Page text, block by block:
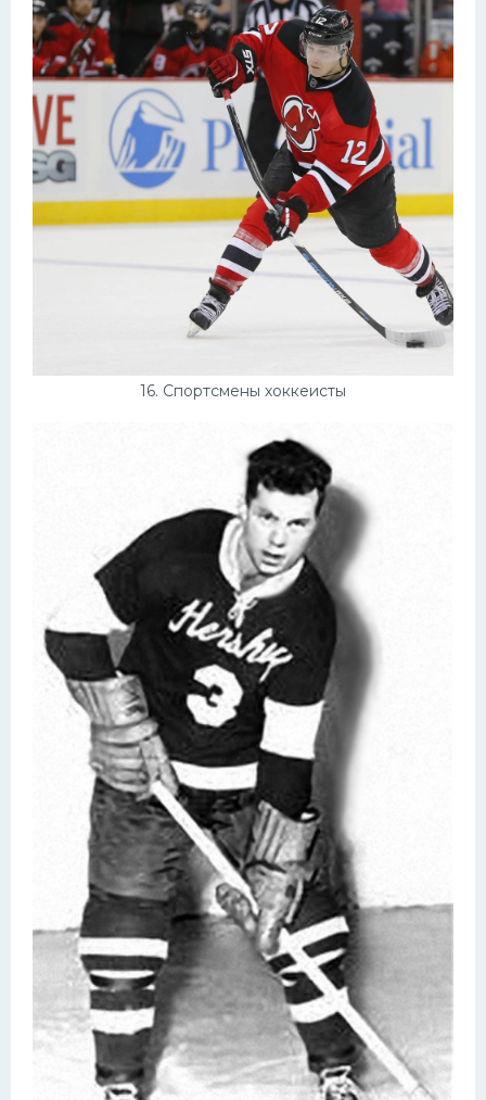
16. Спортсмены хоккеисты